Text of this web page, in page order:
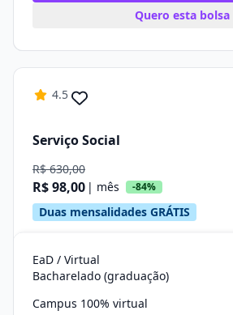
Quero esta bolsa
4.5
Serviço Social
R$ 630,00
R$ 98,00 | mês -84%
Duas mensalidades GRÁTIS
EaD / Virtual
Bacharelado (graduação)
Campus 100% virtual